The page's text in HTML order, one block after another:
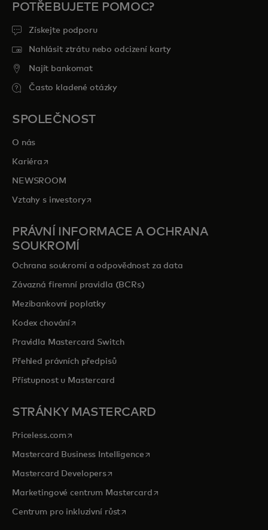
POTŘEBUJETE POMOC?
Získejte podporu
Nahlásit ztrátu nebo odcizení karty
Najít bankomat
Často kladené otázky
SPOLEČNOST
O nás
Kariéra opens in a new tab
NEWSROOM
Vztahy s investoryopens in a new tab
PRÁVNÍ INFORMACE A OCHRANA
SOUKROMÍ
Ochrana soukromí a odpovědnost za data
Závazná firemní pravidla (BCRs)
Mezibankovní poplatky
Kodex chováníopens in a new tab
Pravidla Mastercard Switch
Přehled právních předpisů
Přístupnost u Mastercard
STRÁNKY MASTERCARD
Priceless.com opens in a new tab
Mastercard Business Intelligenceopens in a new tab
Mastercard Developersopens in a new tab
Marketingové centrum Mastercardopens in a new tab
Centrum pro inkluzivní růstopens in a new tab